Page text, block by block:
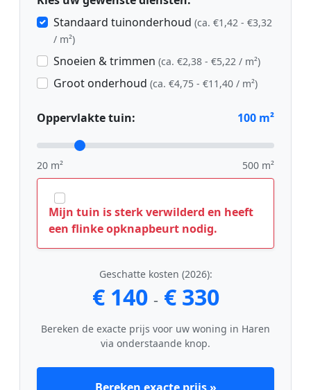
Standaard tuinonderhoud (ca. €1,42 - €3,32
/ m²)
Snoeien & trimmen (ca. €2,38 - €5,22 / m²)
Groot onderhoud (ca. €4,75 - €11,40 / m²)
Oppervlakte tuin: 100 m²
20 m² 500 m²
Mijn tuin is sterk verwilderd en heeft
een flinke opknapbeurt nodig.
Geschatte kosten (2026):
€ 140 - € 330
Bereken de exacte prijs voor uw woning in Haren
via onderstaande knop.